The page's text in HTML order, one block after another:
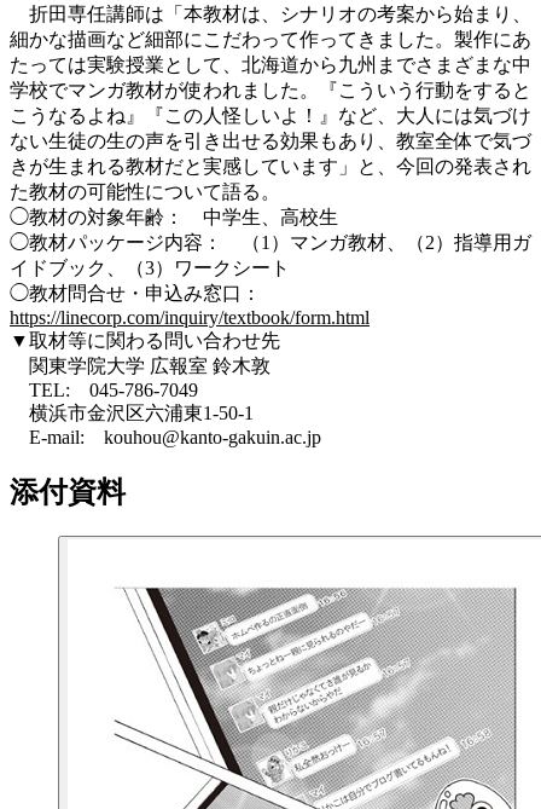
折田専任講師は「本教材は、シナリオの考案から始まり、
細かな描画など細部にこだわって作ってきました。製作にあ
たっては実験授業として、北海道から九州までさまざまな中
学校でマンガ教材が使われました。『こういう行動をすると
こうなるよね』『この人怪しいよ！』など、大人には気づけ
ない生徒の生の声を引き出せる効果もあり、教室全体で気づ
きが生まれる教材だと実感しています」と、今回の発表され
た教材の可能性について語る。
◯教材の対象年齢： 中学生、高校生
◯教材パッケージ内容： （1）マンガ教材、（2）指導用ガ
イドブック、（3）ワークシート
◯教材問合せ・申込み窓口：
https://linecorp.com/inquiry/textbook/form.html
▼取材等に関わる問い合わせ先
関東学院大学 広報室 鈴木敦
TEL: 045-786-7049
横浜市金沢区六浦東1-50-1
E-mail: kouhou@kanto-gakuin.ac.jp
添付資料